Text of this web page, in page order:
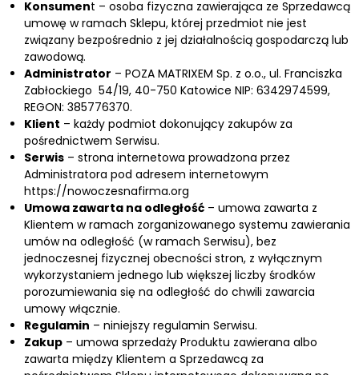
Konsument – osoba fizyczna zawierająca ze Sprzedawcą
umowę w ramach Sklepu, której przedmiot nie jest
związany bezpośrednio z jej działalnością gospodarczą lub
zawodową.
Administrator – POZA MATRIXEM Sp. z o.o., ul. Franciszka
Zabłockiego 54/19, 40-750 Katowice NIP: 6342974599,
REGON: 385776370.
Klient – każdy podmiot dokonujący zakupów za
pośrednictwem Serwisu.
Serwis – strona internetowa prowadzona przez
Administratora pod adresem internetowym
https://nowoczesnafirma.org
Umowa zawarta na odległość – umowa zawarta z
Klientem w ramach zorganizowanego systemu zawierania
umów na odległość (w ramach Serwisu), bez
jednoczesnej fizycznej obecności stron, z wyłącznym
wykorzystaniem jednego lub większej liczby środków
porozumiewania się na odległość do chwili zawarcia
umowy włącznie.
Regulamin – niniejszy regulamin Serwisu.
Zakup – umowa sprzedaży Produktu zawierana albo
zawarta między Klientem a Sprzedawcą za